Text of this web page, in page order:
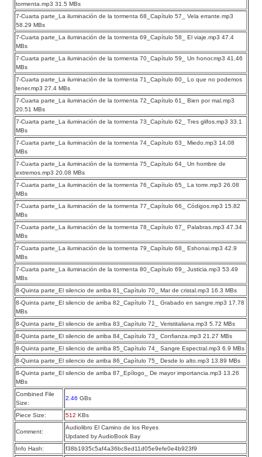
tormenta.mp3 31.5 MBs
7-Cuarta parte_La iluminación de la tormenta 68_Capítulo 57_ Vela errante.mp3
58.29 MBs
7-Cuarta parte_La iluminación de la tormenta 69_Capítulo 58_ El viaje.mp3 47.4
MBs
7-Cuarta parte_La iluminación de la tormenta 70_Capítulo 59_ Un honor.mp3 41.46
MBs
7-Cuarta parte_La iluminación de la tormenta 71_Capítulo 60_ Lo que no podemos
tener.mp3 27.4 MBs
7-Cuarta parte_La iluminación de la tormenta 72_Capítulo 61_ Bien por mal.mp3
20.51 MBs
7-Cuarta parte_La iluminación de la tormenta 73_Capítulo 62_ Tres glifos.mp3 33.1
MBs
7-Cuarta parte_La iluminación de la tormenta 74_Capítulo 63_ Miedo.mp3 14.08
MBs
7-Cuarta parte_La iluminación de la tormenta 75_Capítulo 64_ Un hombre de
extremos.mp3 20.08 MBs
7-Cuarta parte_La iluminación de la tormenta 76_Capítulo 65_ La torre.mp3 26.08
MBs
7-Cuarta parte_La iluminación de la tormenta 77_Capítulo 66_ Códigos.mp3 15.82
MBs
7-Cuarta parte_La iluminación de la tormenta 78_Capítulo 67_ Palabras.mp3 47.34
MBs
7-Cuarta parte_La iluminación de la tormenta 79_Capítulo 68_ Eshonai.mp3 42.9
MBs
7-Cuarta parte_La iluminación de la tormenta 80_Capítulo 69_ Justicia.mp3 53.49
MBs
8-Quinta parte_El silencio de arriba 81_Capítulo 70_ Mar de cristal.mp3 16.3 MBs
8-Quinta parte_El silencio de arriba 82_Capítulo 71_ Grabado en sangre.mp3 17.78
MBs
8-Quinta parte_El silencio de arriba 83_Capítulo 72_ Veristitaliana.mp3 5.72 MBs
8-Quinta parte_El silencio de arriba 84_Capítulo 73_ Confianza.mp3 21.27 MBs
8-Quinta parte_El silencio de arriba 85_Capítulo 74_ Sangre Espectral.mp3 6.9 MBs
8-Quinta parte_El silencio de arriba 86_Capítulo 75_ Desde lo alto.mp3 13.89 MBs
8-Quinta parte_El silencio de arriba 87_Epílogo_ De mayor importancia.mp3 13.26
MBs
Combined File
Size:
2.46 GBs
Piece Size: 512 KBs
Comment:
Audiolibro El Camino de los Reyes
Updated by AudioBook Bay
Info Hash:
f38b1935c5af4a36bc8ed11d05e9efe0e4b923f9